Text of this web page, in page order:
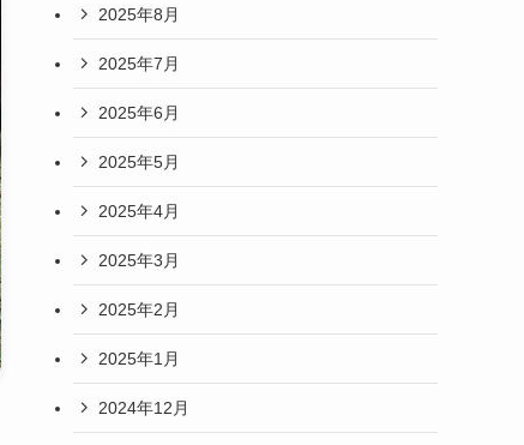
2025年8月
2025年7月
2025年6月
2025年5月
2025年4月
2025年3月
2025年2月
2025年1月
2024年12月